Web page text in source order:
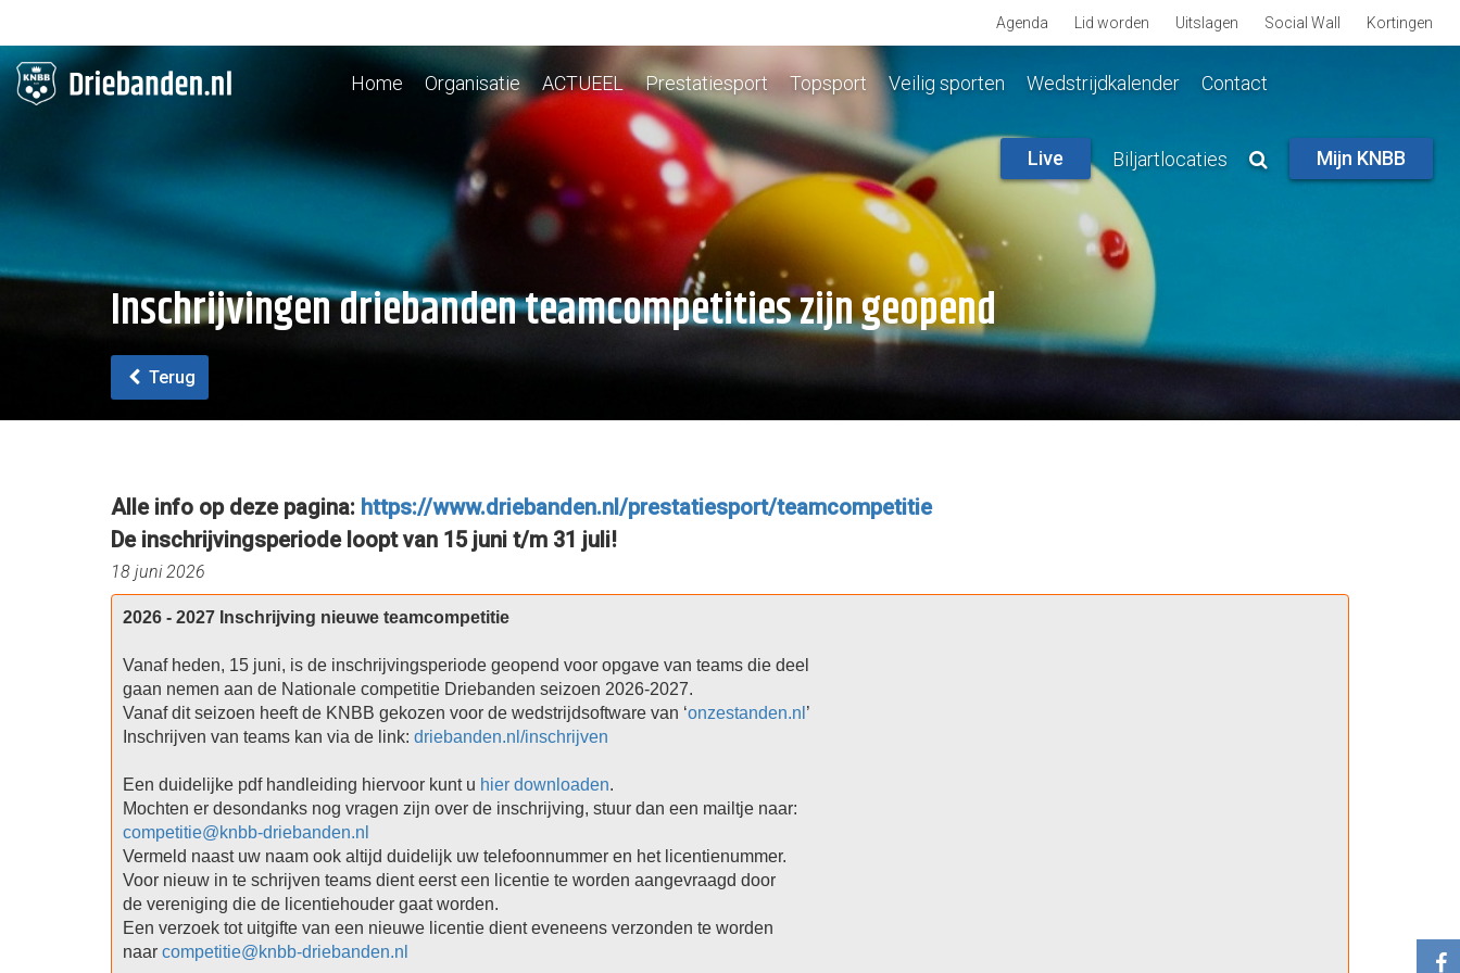
Agenda Lid worden Uitslagen Social Wall Kortingen
Home Organisatie ACTUEEL Prestatiesport Topsport Veilig sporten Wedstrijdkalender Contact
Live Biljartlocaties Mijn KNBB
Inschrijvingen driebanden teamcompetities zijn geopend
Terug
Alle info op deze pagina: https://www.driebanden.nl/prestatiesport/teamcompetitie
De inschrijvingsperiode loopt van 15 juni t/m 31 juli!
18 juni 2026
2026 - 2027 Inschrijving nieuwe teamcompetitie
Vanaf heden, 15 juni, is de inschrijvingsperiode geopend voor opgave van teams die deel
gaan nemen aan de Nationale competitie Driebanden seizoen 2026-2027.
Vanaf dit seizoen heeft de KNBB gekozen voor de wedstrijdsoftware van ‘onzestanden.nl ’
Inschrijven van teams kan via de link: driebanden.nl/inschrijven
Een duidelijke pdf handleiding hiervoor kunt u hier downloaden.
competitie@knbb-driebanden.nl
Vermeld naast uw naam ook altijd duidelijk uw telefoonnummer en het licentienummer.
Voor nieuw in te schrijven teams dient eerst een licentie te worden aangevraagd door
de vereniging die de licentiehouder gaat worden.
Een verzoek tot uitgifte van een nieuwe licentie dient eveneens verzonden te worden
naar competitie@knbb-driebanden.nl